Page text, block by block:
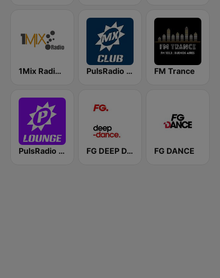
1Mix Radio - Trance PulsRadio Club FM Trance
PulsRadio Lounge FG DEEP DANCE FG DANCE